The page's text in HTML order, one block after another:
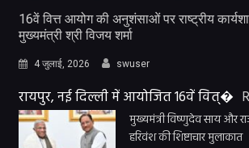
16वें वित्त आयोग की अनुशंसाओं पर राष्ट्रीय
मुख्यमंत्री श्री विजय शर्मा
4 जुलाई, 2026 swuser
रायपुर, नई दिल्ली में आयोजित 16वें वित्�
मुख्यमंत्री विष्णुदेव साय और
हरिवंश की शिष्टाचार मुलाकात